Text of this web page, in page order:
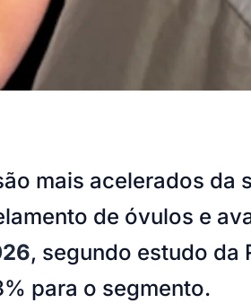
mais acelerados da
de óvulos e
, segundo estudo da
para o segmento.